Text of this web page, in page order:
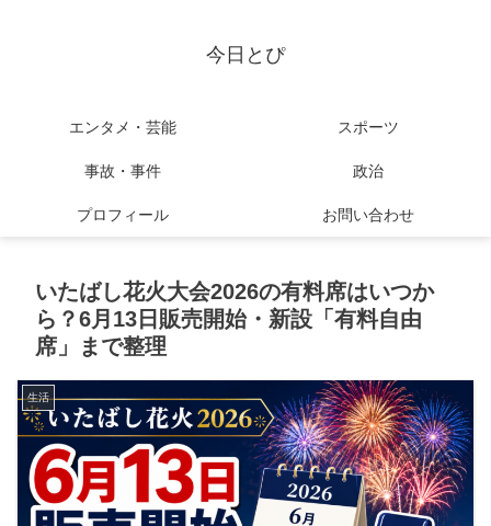
今日とぴ
エンタメ・芸能 スポーツ
事故・事件 政治
プロフィール お問い合わせ
いたばし花火大会2026の有料席はいつか
ら？6月13日販売開始・新設「有料自由
席」まで整理
生活